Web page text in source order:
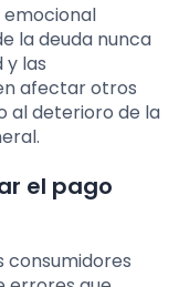
emocional
la deuda nunca
y las
afectar otros
al deterioro de la
el pago
consumidores